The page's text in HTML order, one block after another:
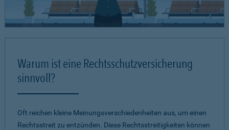
Warum ist eine Rechtsschutzversicherung
sinnvoll?
Oft reichen kleine Meinungsverschiedenheiten aus, um einen
Rechtsstreit zu entzünden. Diese Rechtsstreitigkeiten können